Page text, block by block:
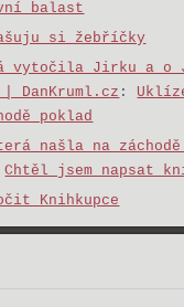
balast
si žebříčky
vytočila Jirku a
DanKruml.cz :
poklad
našla na
Chtěl jsem napsat
Knihkupce